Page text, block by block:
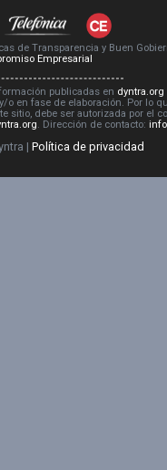
de Transparencia y Buen
Empresarial
publicadas en dyntra.org
en fase de elaboración. Por lo
sitio, debe ser autorizada por el
. Dirección de contacto:
| Política de privacidad